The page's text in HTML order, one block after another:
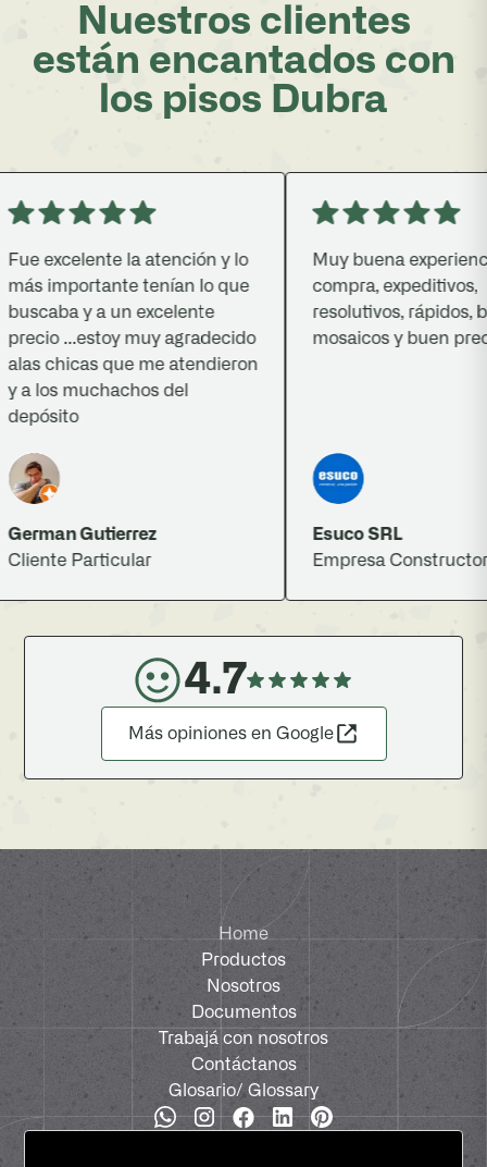
Nuestros clientes
están encantados con
los pisos Dubra
excelente la atención y lo
importante tenían lo que
y a un excelente
...estoy muy agradecido
chicas que me atendieron
los muchachos del
Gutierrez
Particular
Muy buena experiencia
compra, expeditivos,
resolutivos, rápidos,
mosaicos y buen precio.
Esuco SRL
Empresa Constructora
4.7
Más opiniones en Google
Home
Productos
Nosotros
Documentos
Trabajá con nosotros
Contáctanos
Glosario/ Glossary